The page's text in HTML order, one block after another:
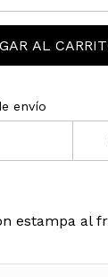
AL
envío
estampa al